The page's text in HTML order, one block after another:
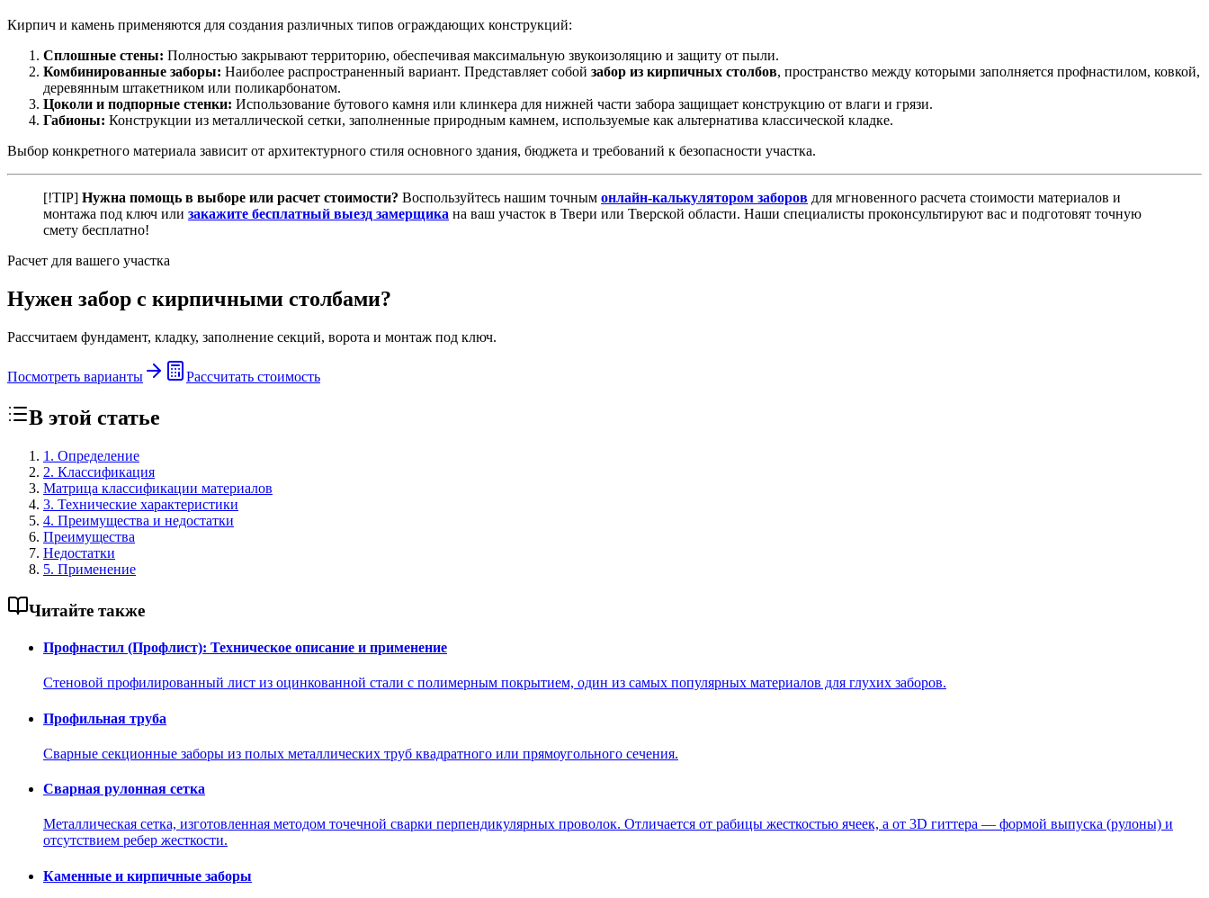
Кирпич и камень применяются для создания различных типов ограждающих конструкций:
Сплошные стены: Полностью закрывают территорию, обеспечивая максимальную звукоизоляцию и защиту от пыли.
Комбинированные заборы: Наиболее распространенный вариант. Представляет собой забор из кирпичных столбов, пространство между которыми заполняется профнастилом, ковкой,
деревянным штакетником или поликарбонатом.
Цоколи и подпорные стенки: Использование бутового камня или клинкера для нижней части забора защищает конструкцию от влаги и грязи.
Габионы: Конструкции из металлической сетки, заполненные природным камнем, используемые как альтернатива классической кладке.
Выбор конкретного материала зависит от архитектурного стиля основного здания, бюджета и требований к безопасности участка.
[!TIP] Нужна помощь в выборе или расчет стоимости? Воспользуйтесь нашим точным онлайн-калькулятором заборов для мгновенного расчета стоимости материалов и
монтажа под ключ или закажите бесплатный выезд замерщика на ваш участок в Твери или Тверской области. Наши специалисты проконсультируют вас и подготовят точную
смету бесплатно!
Расчет для вашего участка
Нужен забор с кирпичными столбами?
Рассчитаем фундамент, кладку, заполнение секций, ворота и монтаж под ключ.
Посмотреть варианты Рассчитать стоимость
В этой статье
1. Определение
2. Классификация
Матрица классификации материалов
3. Технические характеристики
4. Преимущества и недостатки
Преимущества
Недостатки
5. Применение
Читайте также
Профнастил (Профлист): Техническое описание и применение
Стеновой профилированный лист из оцинкованной стали с полимерным покрытием, один из самых популярных материалов для глухих заборов.
Профильная труба
Сварные секционные заборы из полых металлических труб квадратного или прямоугольного сечения.
Сварная рулонная сетка
Металлическая сетка, изготовленная методом точечной сварки перпендикулярных проволок. Отличается от рабицы жесткостью ячеек, а от 3D гиттера — формой выпуска (рулоны) и
отсутствием ребер жесткости.
Каменные и кирпичные заборы